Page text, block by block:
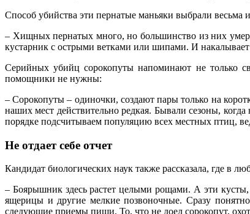
Способ убийства эти пернатые маньяки выбрали
– Хищных пернатых много, но большинство из них
кустарник с острыми ветками или шипами. И
Серийных убийц сорокопуты напоминают не только
помощники не нужны:
– Сорокопуты – одиночки, создают пары только на
наших мест действительно редкая. Бывали сезоны,
порядке подсчитываем популяцию всех местных птиц,
Не отдает себе отчет
Кандидат биологических наук также рассказала, где в
– Боярышник здесь растет целыми рощами. А эти
ящерицы и другие мелкие позвоночные. Сразу
следующие приемы пищи. То, что не доел сорокопут,